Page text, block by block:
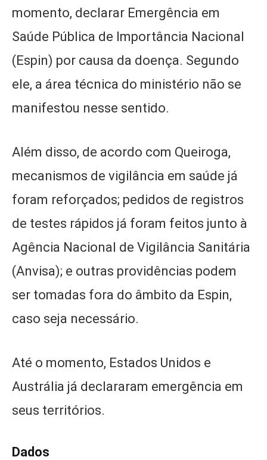
momento, declarar Emergência em
Saúde Pública de Importância Nacional
(Espin) por causa da doença. Segundo
ele, a área técnica do ministério não se
manifestou nesse sentido.
Além disso, de acordo com Queiroga,
mecanismos de vigilância em saúde já
foram reforçados; pedidos de registros
de testes rápidos já foram feitos junto à
Agência Nacional de Vigilância Sanitária
(Anvisa); e outras providências podem
ser tomadas fora do âmbito da Espin,
caso seja necessário.
Até o momento, Estados Unidos e
Austrália já declararam emergência em
seus territórios.
Dados